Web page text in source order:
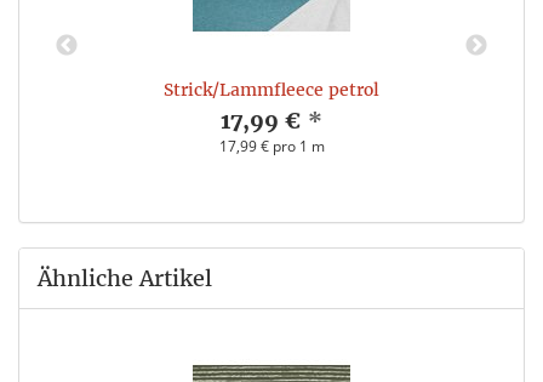
Strick/Lammfleece petrol
17,99 € *
17,99 € pro 1 m
Ähnliche Artikel